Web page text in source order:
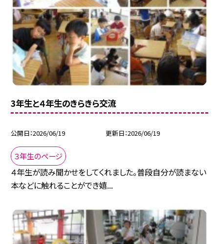
3年生と４年生のきらきら交流
公開日 2026/06/19 更新日 2026/06/19
３年生のページ
４年生が読み聞かせをしてくれました。普段自分が読まない
本などに触れることができ嬉...